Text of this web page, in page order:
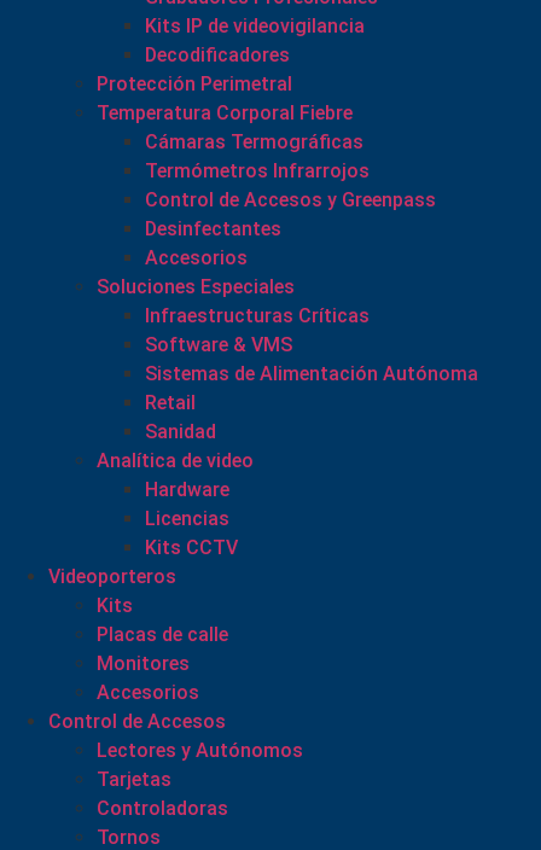
Kits IP de videovigilancia
Decodificadores
Protección Perimetral
Temperatura Corporal Fiebre
Cámaras Termográficas
Termómetros Infrarrojos
Control de Accesos y Greenpass
Desinfectantes
Accesorios
Soluciones Especiales
Infraestructuras Críticas
Software & VMS
Sistemas de Alimentación Autónoma
Retail
Sanidad
Analítica de video
Hardware
Licencias
Kits CCTV
Videoporteros
Kits
Placas de calle
Monitores
Accesorios
Control de Accesos
Lectores y Autónomos
Tarjetas
Controladoras
Tornos